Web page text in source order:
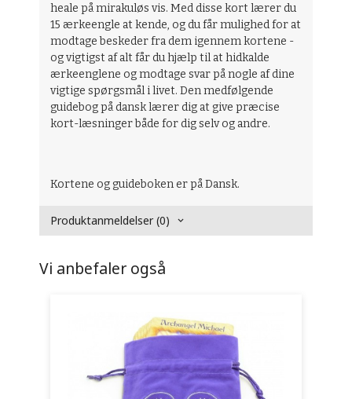
heale på mirakuløs vis. Med disse kort lærer du
15 ærkeengle at kende, og du får mulighed for at
modtage beskeder fra dem igennem kortene -
og vigtigst af alt får du hjælp til at hidkalde
ærkeenglene og modtage svar på nogle af dine
vigtige spørgsmål i livet. Den medfølgende
guidebog på dansk lærer dig at give præcise
kort-læsninger både for dig selv og andre.
Kortene og guideboken er på Dansk.
Produktanmeldelser (0)
Vi anbefaler også